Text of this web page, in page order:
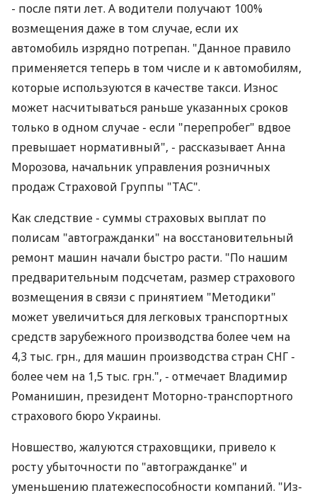
- после пяти лет. А водители получают 100%
возмещения даже в том случае, если их
автомобиль изрядно потрепан. "Данное правило
применяется теперь в том числе и к автомобилям,
которые используются в качестве такси. Износ
может насчитываться раньше указанных сроков
только в одном случае - если "перепробег" вдвое
превышает нормативный", - рассказывает Анна
Морозова, начальник управления розничных
продаж Страховой Группы "ТАС".
Как следствие - суммы страховых выплат по
полисам "автогражданки" на восстановительный
ремонт машин начали быстро расти. "По нашим
предварительным подсчетам, размер страхового
возмещения в связи с принятием "Методики"
может увеличиться для легковых транспортных
средств зарубежного производства более чем на
4,3 тыс. грн., для машин производства стран СНГ -
более чем на 1,5 тыс. грн.", - отмечает Владимир
Романишин, президент Моторно-транспортного
страхового бюро Украины.
Новшество, жалуются страховщики, привело к
росту убыточности по "автогражданке" и
уменьшению платежеспособности компаний. "Из-